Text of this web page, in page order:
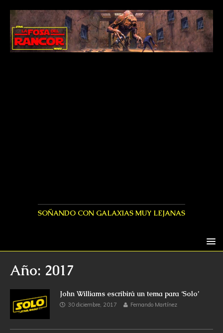
SOÑANDO CON GALAXIAS MUY LEJANAS
Año: 2017
John Williams escribirá un tema para ‘Solo’
30 diciembre, 2017 Fernando Martínez